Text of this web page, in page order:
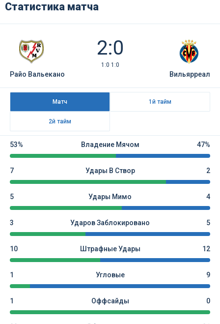
Статистика матча
2:0
1:0 1:0
Райо Вальекано Вильярреал
Матч 1й тайм
2й тайм
53% Владение Мячом 47%
7 Удары В Створ 2
5 Удары Мимо 4
3 Ударов Заблокировано 5
10 Штрафные Удары 12
1 Угловые 9
1 Оффсайды 0